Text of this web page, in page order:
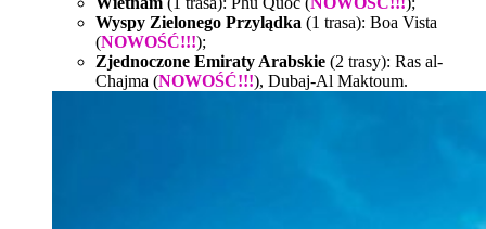
Wyspy Zielonego Przylądka (1 trasa): Boa Vista
(NOWOŚĆ!!!);
Zjednoczone Emiraty Arabskie (2 trasy): Ras al-
Chajma (NOWOŚĆ!!!), Dubaj-Al Maktoum.